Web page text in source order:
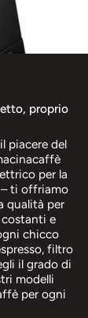
proprio
piacere del
per la
ti offriamo
qualità per
e
chicco
filtro
il grado di
modelli
per ogni